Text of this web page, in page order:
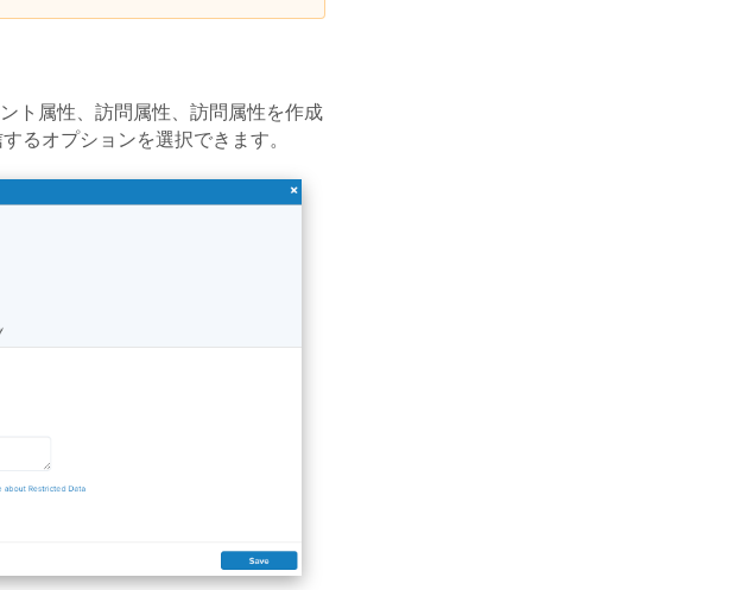
ト属性、訪問属性、訪問属性を作成
るオプションを選択できます。